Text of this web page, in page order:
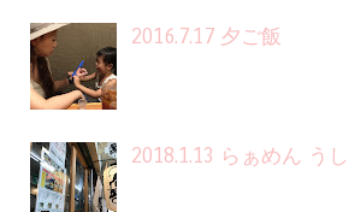
2016.7.17 夕ご飯
2018.1.13 らぁめん う